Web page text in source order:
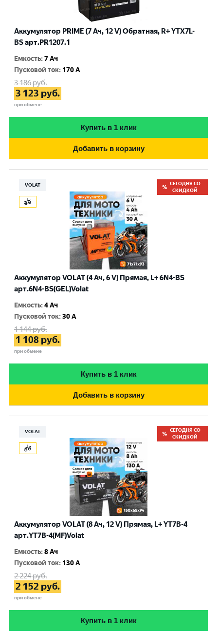
Аккумулятор PRIME (7 Ач, 12 V) Обратная, R+ YTX7L-
BS арт.PR1207.1
Емкость:7 Ач
Пусковой ток: 170 A
3 186руб.
3 123 руб.
при обмене
Купить в 1 клик
Добавить в корзину
VOLAT
СЕГОДНЯ СО
СКИДКОЙ
Аккумулятор VOLAT (4 Ач, 6 V) Прямая, L+ 6N4-BS
арт.6N4-BS(GEL)Volat
Емкость:4 Ач
Пусковой ток:30 A
1 144руб.
1 108 руб.
при обмене
Купить в 1 клик
Добавить в корзину
VOLAT
СЕГОДНЯ СО
СКИДКОЙ
Аккумулятор VOLAT (8 Ач, 12 V) Прямая, L+ YT7B-4
арт.YT7B-4(MF)Volat
Емкость:8 Ач
Пусковой ток: 130 A
2 224руб.
2 152 руб.
при обмене
Купить в 1 клик